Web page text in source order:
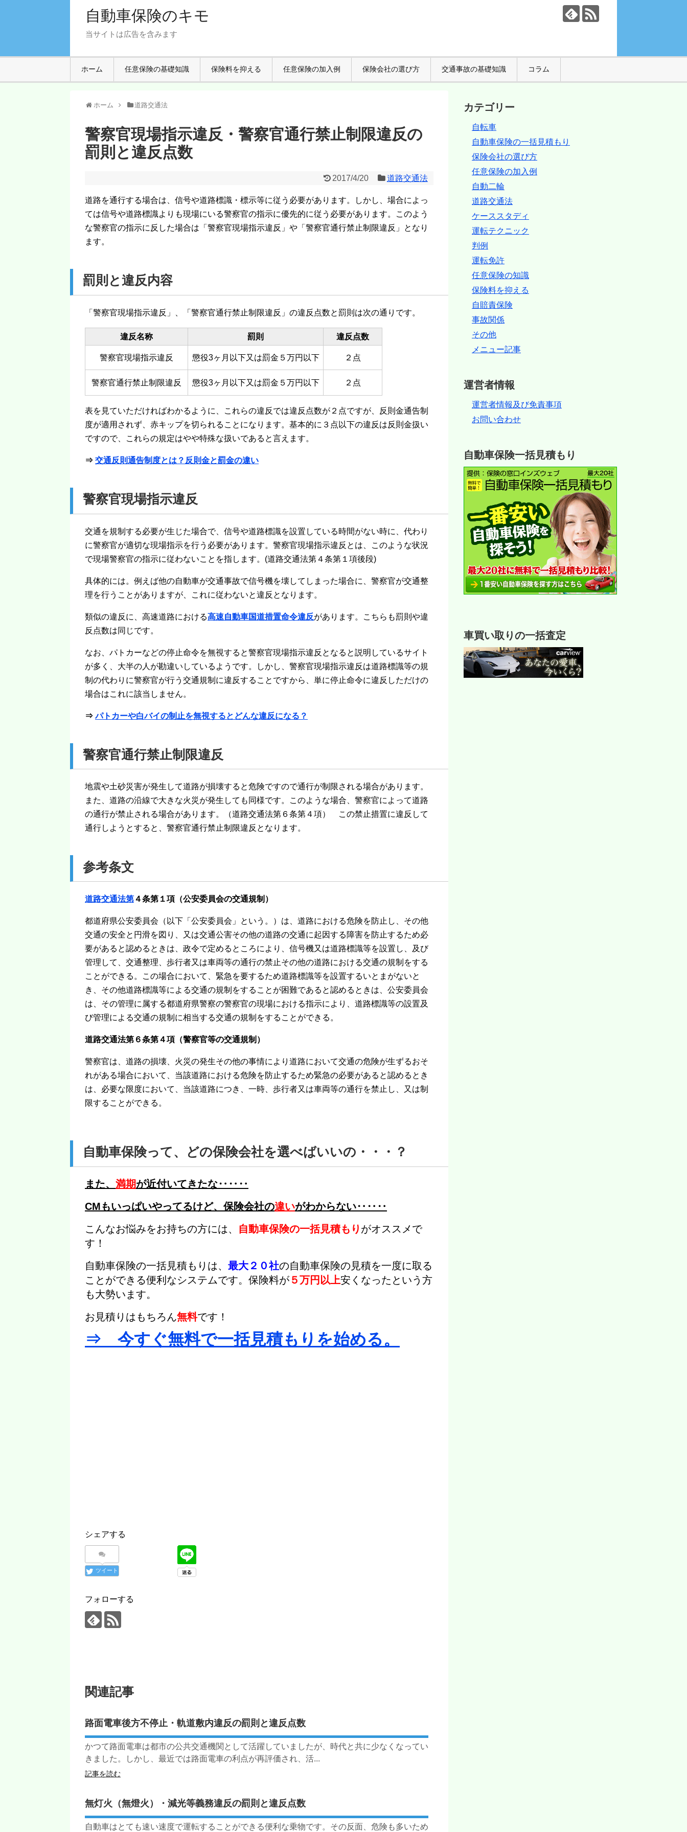
自動車保険のキモ
当サイトは広告を含みます
ホーム 任意保険の基礎知識 保険料を抑える 任意保険の加入例 保険会社の選び方 交通事故の基礎知識 コラム
ホーム 道路交通法
警察官現場指示違反・警察官通行禁止制限違反の
罰則と違反点数
2017/4/20 道路交通法
道路を通行する場合は、信号や道路標識・標示等に従う必要があります。しかし、場合によっ
ては信号や道路標識よりも現場にいる警察官の指示に優先的に従う必要があります。このよう
な警察官の指示に反した場合は「警察官現場指示違反」や「警察官通行禁止制限違反」となり
ます。
罰則と違反内容
「警察官現場指示違反」、「警察官通行禁止制限違反」の違反点数と罰則は次の通りです。
違反名称 罰則 違反点数
警察官現場指示違反 懲役3ヶ月以下又は罰金５万円以下 ２点
警察官通行禁止制限違反 懲役3ヶ月以下又は罰金５万円以下 ２点
表を見ていただければわかるように、これらの違反では違反点数が２点ですが、反則金通告制
度が適用されず、赤キップを切られることになります。基本的に３点以下の違反は反則金扱い
ですので、これらの規定はやや特殊な扱いであると言えます。
⇒ 交通反則通告制度とは？反則金と罰金の違い
警察官現場指示違反
交通を規制する必要が生じた場合で、信号や道路標識を設置している時間がない時に、代わり
に警察官が適切な現場指示を行う必要があります。警察官現場指示違反とは、このような状況
で現場警察官の指示に従わないことを指します。(道路交通法第４条第１項後段)
具体的には。例えば他の自動車が交通事故で信号機を壊してしまった場合に、警察官が交通整
理を行うことがありますが、これに従わないと違反となります。
類似の違反に、高速道路における高速自動車国道措置命令違反があります。こちらも罰則や違
反点数は同じです。
なお、パトカーなどの停止命令を無視すると警察官現場指示違反となると説明しているサイト
が多く、大半の人が勘違いしているようです。しかし、警察官現場指示違反は道路標識等の規
制の代わりに警察官が行う交通規制に違反することですから、単に停止命令に違反しただけの
場合はこれに該当しません。
⇒パトカーや白バイの制止を無視するとどんな違反になる？
警察官通行禁止制限違反
地震や土砂災害が発生して道路が損壊すると危険ですので通行が制限される場合があります。
また、道路の沿線で大きな火災が発生しても同様です。このような場合、警察官によって道路
の通行が禁止される場合があります。（道路交通法第６条第４項） この禁止措置に違反して
通行しようとすると、警察官通行禁止制限違反となります。
参考条文
道路交通法第４条第１項（公安委員会の交通規制）
都道府県公安委員会（以下「公安委員会」という。）は、道路における危険を防止し、その他
交通の安全と円滑を図り、又は交通公害その他の道路の交通に起因する障害を防止するため必
要があると認めるときは、政令で定めるところにより、信号機又は道路標識等を設置し、及び
管理して、交通整理、歩行者又は車両等の通行の禁止その他の道路における交通の規制をする
ことができる。この場合において、緊急を要するため道路標識等を設置するいとまがないと
き、その他道路標識等による交通の規制をすることが困難であると認めるときは、公安委員会
は、その管理に属する都道府県警察の警察官の現場における指示により、道路標識等の設置及
び管理による交通の規制に相当する交通の規制をすることができる。
道路交通法第６条第４項（警察官等の交通規制）
警察官は、道路の損壊、火災の発生その他の事情により道路において交通の危険が生ずるおそ
れがある場合において、当該道路における危険を防止するため緊急の必要があると認めるとき
は、必要な限度において、当該道路につき、一時、歩行者又は車両等の通行を禁止し、又は制
限することができる。
自動車保険って、どの保険会社を選べばいいの・・・？
また、 満期が近付いてきたな‥‥‥
CMもいっぱいやってるけど、保険会社の違いがわからない‥‥‥
こんなお悩みをお持ちの方には、 自動車保険の一括見積もり がオススメで
す！
自動車保険の一括見積もりは、 最大２０社の自動車保険の見積を一度に取る
ことができる便利なシステムです。 保険料が ５万円以上安くなった という方
も大勢います。
お見積りはもちろん無料です！
⇒ 今すぐ無料で一括見積もりを始める。
シェアする
ツイート
フォローする
関連記事
路面電車後方不停止・軌道敷内違反の罰則と違反点数
かつて路面電車は都市の公共交通機関として活躍していましたが、時代と共に少なくなってい
きました。しかし、最近では路面電車の利点が再評価され、活...
記事を読む
無灯火（無燈火）・減光等義務違反の罰則と違反点数
自動車はとても速い速度で運転することができる便利な乗物です。その反面、危険も多いため
カテゴリー
自転車
自動車保険の一括見積もり
保険会社の選び方
任意保険の加入例
自動二輪
道路交通法
ケーススタディ
運転テクニック
判例
運転免許
任意保険の知識
保険料を抑える
自賠責保険
事故関係
その他
メニュー記事
運営者情報
運営者情報及び免責事項
お問い合わせ
自動車保険一括見積もり
車買い取りの一括査定